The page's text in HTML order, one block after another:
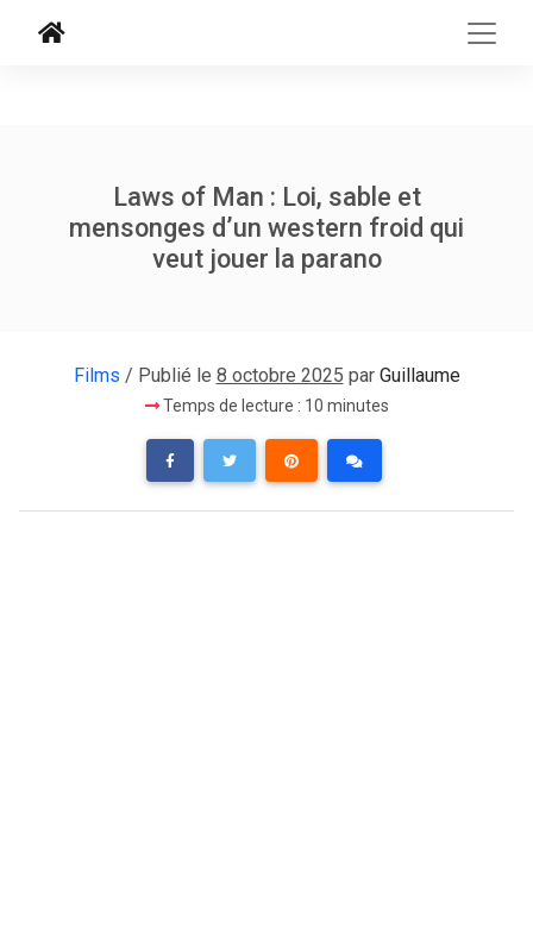
Laws of Man : Loi, sable et
mensonges d’un western froid qui
veut jouer la parano
Films / Publié le 8 octobre 2025 par Guillaume
Temps de lecture : 10 minutes